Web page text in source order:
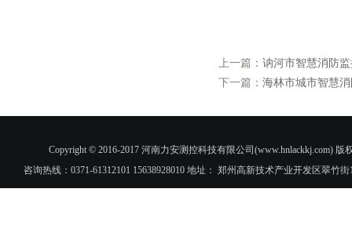
上一篇： 讷河市智慧消防
下一篇： 海林市城市智慧
Copyright © 2016-2017 河南力安测控科技有限公司(www.hnlackkj.com)
咨询热线：0371-61312101 15638928010 地址： 郑州高新技术产业开发区翠竹